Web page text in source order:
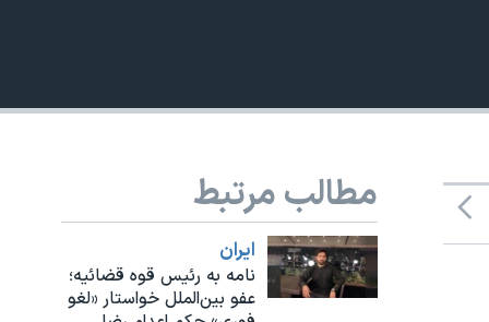
مطالب مرتبط
ايران
نامه به رئیس قوه قضائیه؛
عفو بین‌الملل خواستار «لغو